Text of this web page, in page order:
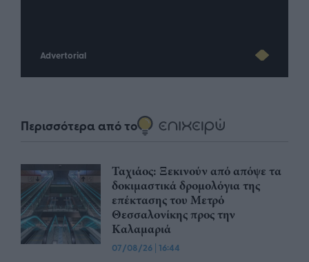
Advertorial
Περισσότερα από το
Ταχιάος: Ξεκινούν από απόψε τα
δοκιμαστικά δρομολόγια της
επέκτασης του Μετρό
Θεσσαλονίκης προς την
Καλαμαριά
07/08/26 | 16:44